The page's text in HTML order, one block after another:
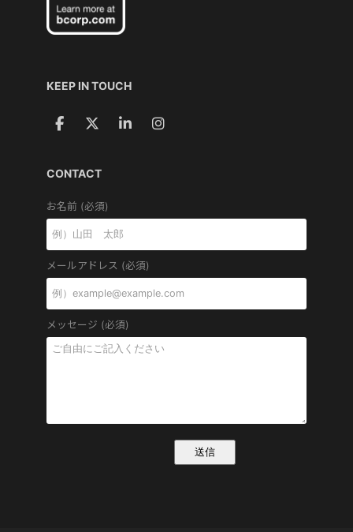
KEEP IN TOUCH
CONTACT
お名前 (必須)
メールアドレス (必須)
メッセージ (必須)